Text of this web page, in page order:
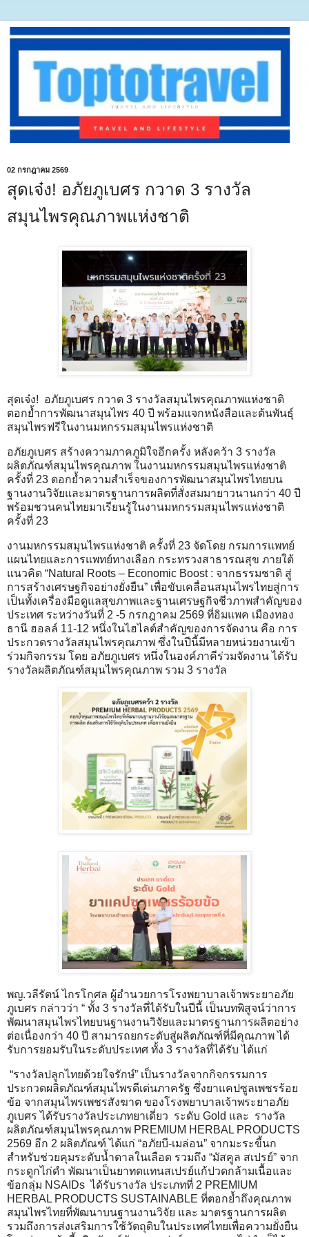
02 กรกฎาคม 2569
สุดเจ๋ง! อภัยภูเบศร กวาด 3 รางวัล
สมุนไพรคุณภาพแห่งชาติ
สุดเจ๋ง! อภัยภูเบศร กวาด 3 รางวัลสมุนไพรคุณภาพแห่งชาติ
ตอกย้ำการพัฒนาสมุนไพร 40 ปี พร้อมแจกหนังสือและต้นพันธุ์
สมุนไพรฟรีในงานมหกรรมสมุนไพรแห่งชาติ
อภัยภูเบศร สร้างความภาคภูมิใจอีกครั้ง หลังคว้า 3 รางวัล
ผลิตภัณฑ์สมุนไพรคุณภาพ ในงานมหกรรมสมุนไพรแห่งชาติ
ครั้งที่ 23 ตอกย้ำความสำเร็จของการพัฒนาสมุนไพรไทยบน
ฐานงานวิจัยและมาตรฐานการผลิตที่สั่งสมมายาวนานกว่า 40 ปี
พร้อมชวนคนไทยมาเรียนรู้ในงานมหกรรมสมุนไพรแห่งชาติ
ครั้งที่ 23
งานมหกรรมสมุนไพรแห่งชาติ ครั้งที่ 23 จัดโดย กรมการแพทย์
แผนไทยและการแพทย์ทางเลือก กระทรวงสาธารณสุข ภายใต้
แนวคิด “Natural Roots – Economic Boost : จากธรรมชาติ สู่
การสร้างเศรษฐกิจอย่างยั่งยืน” เพื่อขับเคลื่อนสมุนไพรไทยสู่การ
เป็นทั้งเครื่องมือดูแลสุขภาพและฐานเศรษฐกิจชีวภาพสำคัญของ
ประเทศ ระหว่างวันที่ 2 -5 กรกฎาคม 2569 ที่อิมแพค เมืองทอง
ธานี ฮอลล์ 11-12 หนึ่งในไฮไลต์สำคัญของการจัดงาน คือ การ
ประกวดรางวัลสมุนไพรคุณภาพ ซึ่งในปีนี้มีหลายหน่วยงานเข้า
ร่วมกิจกรรม โดย อภัยภูเบศร หนึ่งในองค์ภาคีร่วมจัดงาน ได้รับ
รางวัลผลิตภัณฑ์สมุนไพรคุณภาพ รวม 3 รางวัล
พญ.วลีรัตน์ ไกรโกศล ผู้อำนวยการโรงพยาบาลเจ้าพระยาอภัย
ภูเบศร กล่าวว่า “ ทั้ง 3 รางวัลที่ได้รับในปีนี้ เป็นบทพิสูจน์ว่าการ
พัฒนาสมุนไพรไทยบนฐานงานวิจัยและมาตรฐานการผลิตอย่าง
ต่อเนื่องกว่า 40 ปี สามารถยกระดับสู่ผลิตภัณฑ์ที่มีคุณภาพ ได้
รับการยอมรับในระดับประเทศ ทั้ง 3 รางวัลที่ได้รับ ได้แก่
“รางวัลปลูกไทยด้วยใจรักษ์” เป็นรางวัลจากกิจกรรมการ
ประกวดผลิตภัณฑ์สมุนไพรดีเด่นภาครัฐ ซึ่งยาแคปซูลเพชรร้อย
ข้อ จากสมุนไพรเพชรสังฆาต ของโรงพยาบาลเจ้าพระยาอภัย
ภูเบศร ได้รับรางวัลประเภทยาเดี่ยว ระดับ Gold และ รางวัล
ผลิตภัณฑ์สมุนไพรคุณภาพ PREMIUM HERBAL PRODUCTS
2569 อีก 2 ผลิตภัณฑ์ ได้แก่ “อภัยบี-เมล่อน” จากมะระขี้นก
สำหรับช่วยคุมระดับน้ำตาลในเลือด รวมถึง “มัสคูล สเปรย์” จาก
กระดูกไก่ดำ พัฒนาเป็นยาทดแทนสเปรย์แก้ปวดกล้ามเนื้อและ
ข้อกลุ่ม NSAIDs ได้รับรางวัล ประเภทที่ 2 PREMIUM
HERBAL PRODUCTS SUSTAINABLE ที่ตอกย้ำถึงคุณภาพ
สมุนไพรไทยที่พัฒนาบนฐานงานวิจัย และ มาตรฐานการผลิต
รวมถึงการส่งเสริมการใช้วัตถุดิบในประเทศไทยเพื่อความยั่งยืน